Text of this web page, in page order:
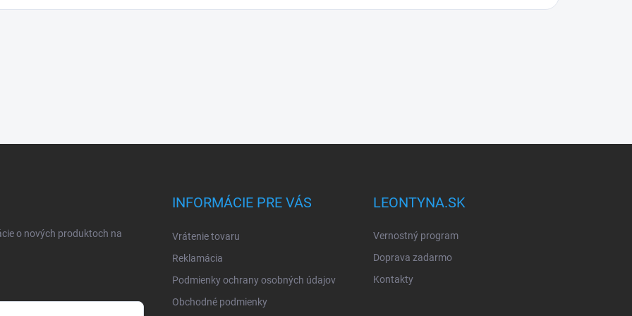
o nových produktoch na
INFORMÁCIE PRE VÁS
Vrátenie tovaru
Reklamácia
Podmienky ochrany osobných údajov
Obchodné podmienky
LEONTYNA.SK
Vernostný program
Doprava zadarmo
Kontakty